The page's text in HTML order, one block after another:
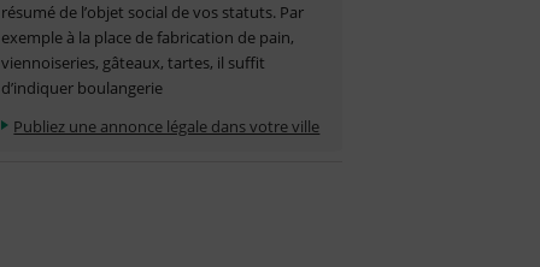
résumé de l’objet social de vos statuts. Par
exemple à la place de fabrication de pain,
viennoiseries, gâteaux, tartes, il suffit
d’indiquer boulangerie
Publiez une annonce légale dans votre ville